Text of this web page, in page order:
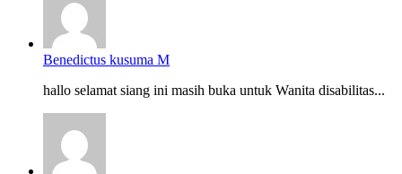
Benedictus kusuma M
hallo selamat siang ini masih buka untuk Wanita disabilitas...